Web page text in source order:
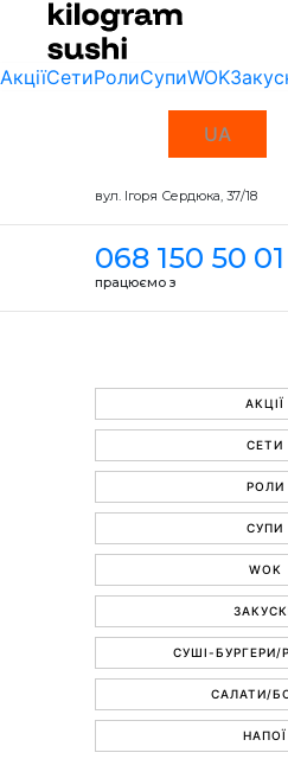
АкціїСетиРолиСупиWOK
UA
вул. Ігоря Сердюка, 37/18
068 150 50 01
працюємо з
АКЦІЇ
СЕТИ
РОЛИ
СУПИ
WOK
СУШІ-
САЛАТИ/
НАПОЇ